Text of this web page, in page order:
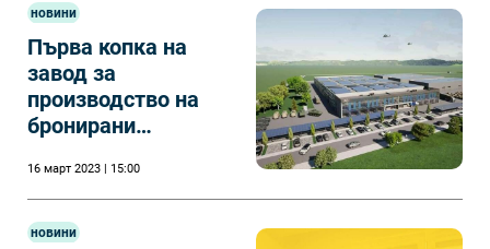
новини
Първа копка на
завод за
производство на
бронирани
Бургас
16 март 2023 | 15:00
новини